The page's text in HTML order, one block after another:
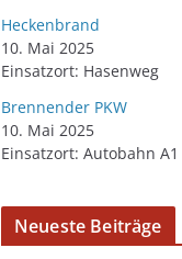
Heckenbrand
10. Mai 2025
Einsatzort: Hasenweg
Brennender PKW
10. Mai 2025
Einsatzort: Autobahn A1
Neueste Beiträge